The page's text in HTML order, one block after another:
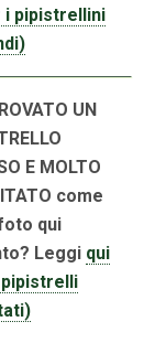
i pipistrellini
UN
E MOLTO
come
qui
? Leggi qui